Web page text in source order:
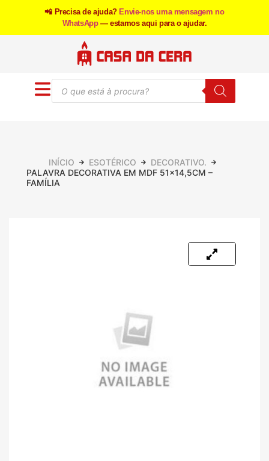
📲 Precisa de ajuda? Envie-nos uma mensagem no
WhatsApp — estamos aqui para o ajudar.
INÍCIO ESOTÉRICO
DECORATIVO.
PALAVRA DECORATIVA EM MDF 51×14,5CM –
FAMÍLIA